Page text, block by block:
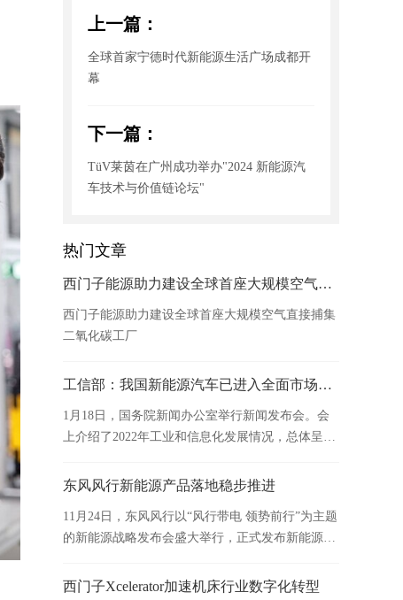
上一篇：
全球首家宁德时代新能源生活广场成都开
幕
下一篇：
TüV莱茵在广州成功举办"2024 新能源汽
车技术与价值链论坛"
热门文章
西门子能源助力建设全球首座大规模空气直接捕集二氧化碳工厂
西门子能源助力建设全球首座大规模空气直接捕集
二氧化碳工厂
工信部：我国新能源汽车已进入全面市场拓展期，保持快速增长态势
1月18日，国务院新闻办公室举行新闻发布会。会
上介绍了2022年工业和信息化发展情况，总体呈现
东风风行新能源产品落地稳步推进
11月24日，东风风行以“风行带电 领势前行”为主题
的新能源战略发布会盛大举行，正式发布新能源战
光绿劲狮标以及风行雷霆、旗舰MPV概念车两款重
西门子Xcelerator加速机床行业数字化转型